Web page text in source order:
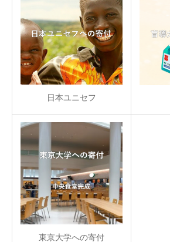
日本ユニセフ
東京大学への寄付